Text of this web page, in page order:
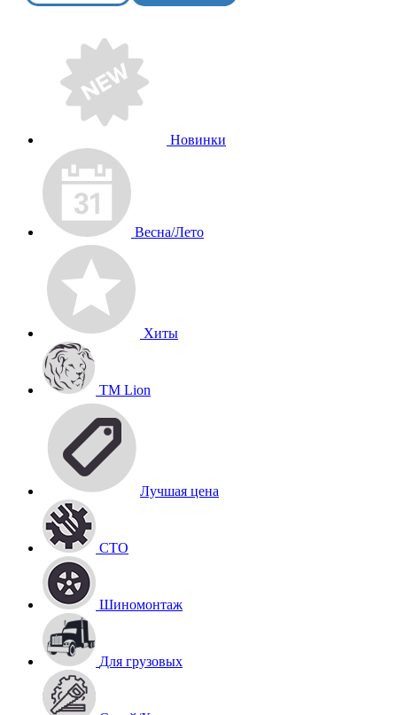
Новинки
Весна/Лето
Хиты
TM Lion
Лучшая цена
СТО
Шиномонтаж
Для грузовых